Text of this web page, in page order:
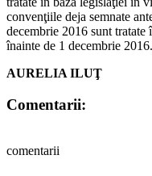
convenţiile deja semnate
decembrie 2016 sunt
înainte de 1 decembrie 2016.
AURELIA ILUŢ
Comentarii:
comentarii